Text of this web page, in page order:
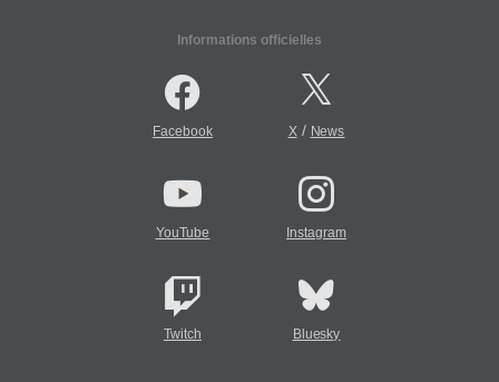
Informations officielles
Facebook X/ News
YouTube Instagram
Twitch Bluesky